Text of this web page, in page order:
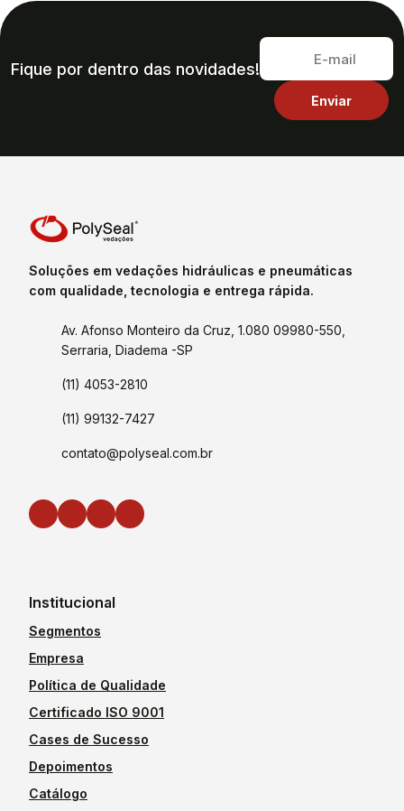
Fique por dentro das novidades!
Soluções em vedações hidráulicas e pneumáticas
com qualidade, tecnologia e entrega rápida.
Av. Afonso Monteiro da Cruz, 1.080 09980-550,
Serraria, Diadema -SP
(11) 4053-2810
(11) 99132-7427
contato@polyseal.com.br
Institucional
Segmentos
Empresa
Política de Qualidade
Certificado ISO 9001
Cases de Sucesso
Depoimentos
Catálogo